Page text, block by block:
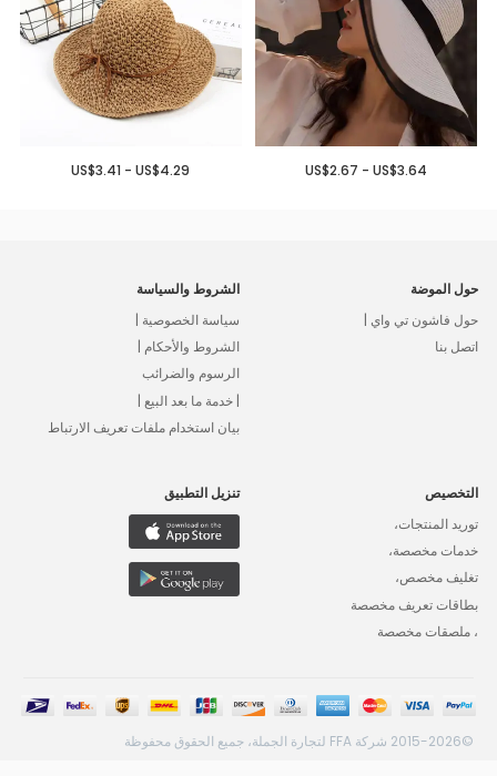
US$2.67 - US$3.64
US$3.41 - US$4.29
حول الموضة
حول فاشون تي واي |
اتصل بنا
الشروط والسياسة
سياسة الخصوصية |
الشروط والأحكام |
الرسوم والضرائب
| خدمة ما بعد البيع |
بيان استخدام ملفات تعريف الارتباط
التخصيص
توريد المنتجات،
خدمات مخصصة،
تغليف مخصص،
بطاقات تعريف مخصصة
، ملصقات مخصصة
تنزيل التطبيق
©2015-2026 شركة FFA لتجارة الجملة، جميع الحقوق محفوظة